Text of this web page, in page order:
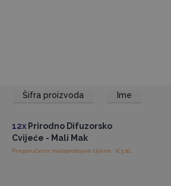
Šifra proizvoda Ime
Pristup veleprodajnim
12x Prirodno Difuzorsko
Cvijeće - Mali Mak